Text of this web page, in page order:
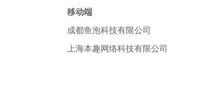
移动端
成都鱼泡科技有限公司
上海本趣网络科技有限公司